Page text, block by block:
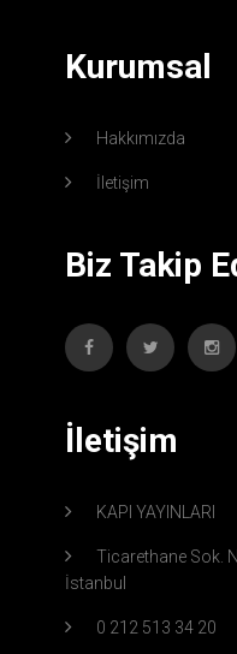
Kurumsal
Hakkımızda
İletişim
Biz Takip
İletişim
KAPI YAYINLARI
Ticarethane Sok.
İstanbul
0 212 513 34 20